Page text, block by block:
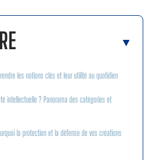
les notions clés et leur utilité au quotidien
intellectuelle ? Panorama des catégories et
la protection et la défense de vos créations